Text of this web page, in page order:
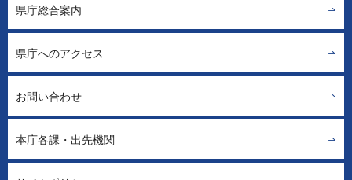
県庁総合案内
県庁へのアクセス
お問い合わせ
本庁各課・出先機関